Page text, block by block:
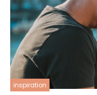
inspiration